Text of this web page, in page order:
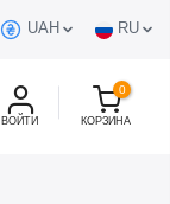
UAH RU
ВОЙТИ
0
КОРЗИНА